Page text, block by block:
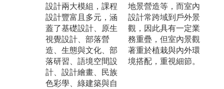
設計兩大模組，課程
設計豐富且多元，涵
蓋了基礎設計、原生
視覺設計、部落營
造、生態與文化、部
落研習、語境空間設
計、設計繪畫、民族
色彩學、綠建築與自
地景營造等，而室內
設計常跨域到戶外景
觀，因此具有一定業
務重疊，但室內景觀
著重於植栽與內外環
境搭配，重視細節。